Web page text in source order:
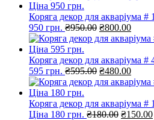
Коряга декор для акваріума
950 грн. ₴950.00 Оригінальна
ціна:
₴800.00
ціна:
Коряга декор для акваріума
595 грн. ₴595.00 Оригінальна
ціна:
₴480.00
ціна:
Коряга декор для акваріума #
Ціна 180 грн. ₴180.00 ₴150.00